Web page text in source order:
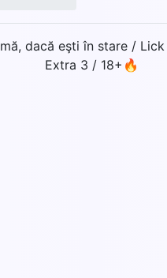
dacă eşti în stare /
Extra 3 / 18+🔥